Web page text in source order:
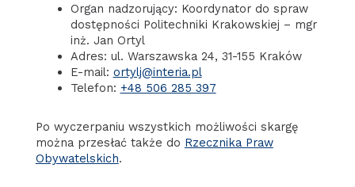
Organ nadzorujący: Koordynator do spraw
dostępności Politechniki Krakowskiej – mgr
inż. Jan Ortyl
Adres: ul. Warszawska 24, 31-155 Kraków
E-mail: ortylj@interia.pl
Telefon: +48 506 285 397
Po wyczerpaniu wszystkich możliwości skargę
można przesłać także do Rzecznika Praw
Obywatelskich.